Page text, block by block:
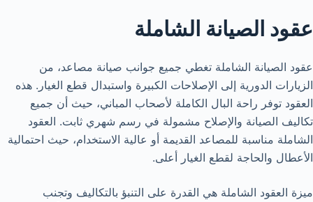
عقود الصيانة الشاملة
عقود الصيانة الشاملة تغطي جميع جوانب صيانة مصاعد، من
الزيارات الدورية إلى الإصلاحات الكبيرة واستبدال قطع الغيار. هذه
العقود توفر راحة البال الكاملة لأصحاب المباني، حيث أن جميع
تكاليف الصيانة والإصلاح مشمولة في رسم شهري ثابت. العقود
الشاملة مناسبة للمصاعد القديمة أو عالية الاستخدام، حيث احتمالية
الأعطال والحاجة لقطع الغيار أعلى.
ميزة العقود الشاملة هي القدرة على التنبؤ بالتكاليف وتجنب